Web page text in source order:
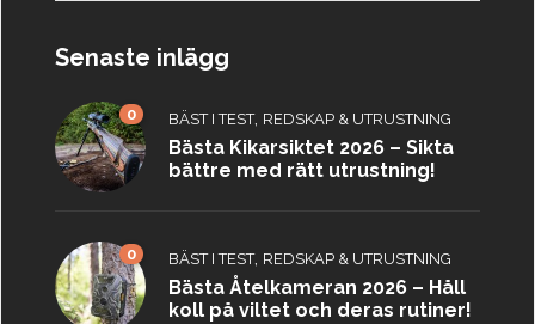
Senaste inlägg
0 BÄST I TEST, REDSKAP & UTRUSTNING
Bästa Kikarsiktet 2026 – Sikta
bättre med rätt utrustning!
0 BÄST I TEST, REDSKAP & UTRUSTNING
Bästa Åtelkameran 2026 – Håll
koll på viltet och deras rutiner!